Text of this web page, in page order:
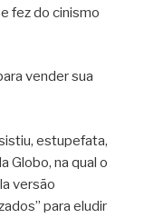
fez do cinismo
vender sua
estupefata,
Globo, na qual o
versão
para eludir